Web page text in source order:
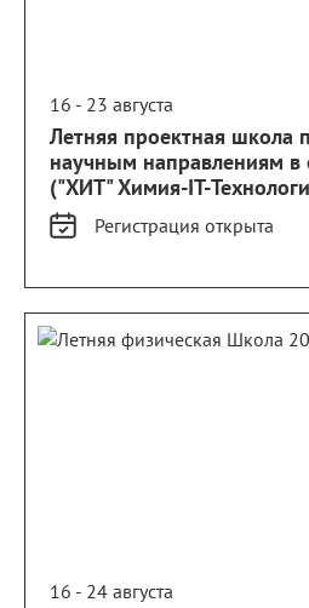
16 - 23 августа
Летняя проектная школа
научным направлениям в
("ХИТ" Химия-IT-
Регистрация открыта
16 - 24 августа